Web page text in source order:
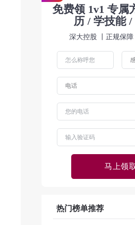
免费领 1v1 专属
历 / 学技能
深大控股 丨正规保
马上领
热门榜单推荐